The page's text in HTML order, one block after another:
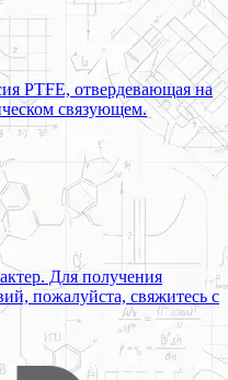
PTFE, отвердевающая на
связующем.
Для получения
пожалуйста, свяжитесь с